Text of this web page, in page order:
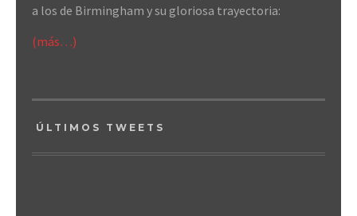
a los de Birmingham y su gloriosa trayectoria:
(más…)
ÚLTIMOS TWEETS